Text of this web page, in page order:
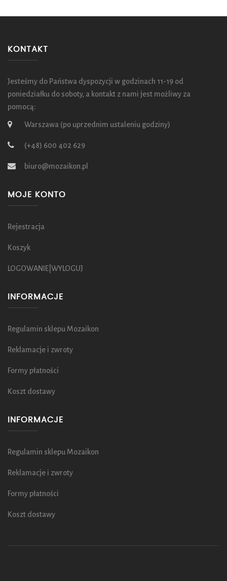
KONTAKT
Jesteśmy do Państwa dyspozycji w godzinach 11-19 od
poniedziałku do soboty, a kontakt z nami jest możliwy za
pomocą:
Warszawa (po uprzednim ustaleniu godziny)
(+48) 600 402 629
biuro@mozaikon.pl
MOJE KONTO
Rejestracja
Koszyk
LOGOWANIE|WYLOGUJ
INFORMACJE
Regulamin sklepu Mozaikon
Reklamacje i zwroty
Formy płatności
Koszt dostawy
INFORMACJE
Regulamin sklepu Mozaikon
Reklamacje i zwroty
Formy płatności
Koszt dostawy